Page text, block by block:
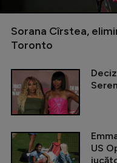
Sorana Cîrstea,
Toronto
US